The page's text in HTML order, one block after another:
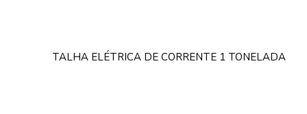
TALHA ELÉTRICA DE CORRENTE 1 TONELADA